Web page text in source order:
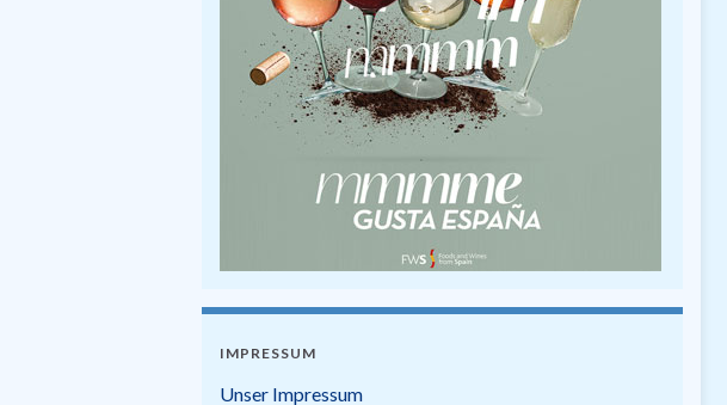
IMPRESSUM
Unser Impressum